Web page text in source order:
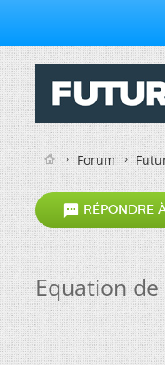
Forum
 RÉPONDRE
Equation de